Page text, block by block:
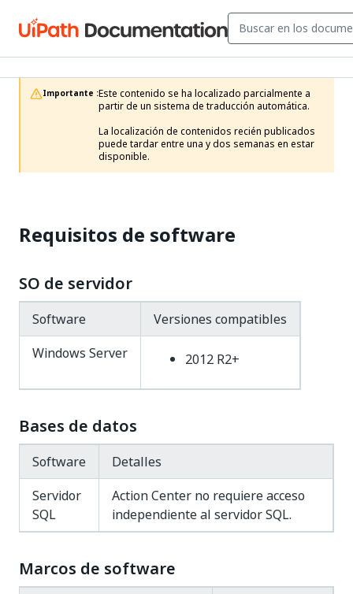
Importante :Este contenido se ha localizado parcialmente a
partir de un sistema de traducción automática.
La localización de contenidos recién publicados
puede tardar entre una y dos semanas en estar
disponible.
Requisitos de software
SO de servidor
Software
Versiones compatibles
Windows Server
2012 R2+
Bases de datos
Software
Detalles
Servidor
SQL
Action Center no requiere acceso
independiente al servidor SQL.
Marcos de software